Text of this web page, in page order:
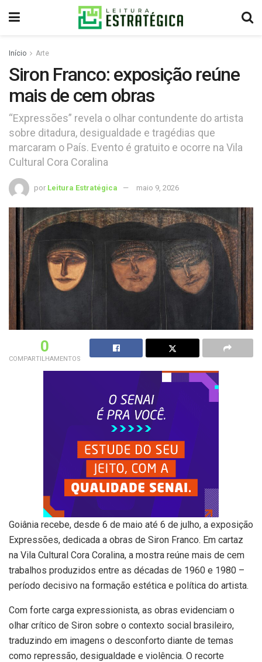
Início Arte
Siron Franco: exposição reúne
mais de cem obras
“Expressões” revela o olhar contundente do artista
sobre ditadura, desigualdade e tragédias que
marcaram o País. Evento é gratuito e ocorre na Vila
Cultural Cora Coralina
por Leitura Estratégica maio 9, 2026
0
COMPARTILHAMENTOS
Goiânia recebe, desde 6 de maio até 6 de julho, a exposição
Expressões, dedicada a obras de Siron Franco. Em cartaz
na Vila Cultural Cora Coralina, a mostra reúne mais de cem
trabalhos produzidos entre as décadas de 1960 e 1980 –
período decisivo na formação estética e política do artista.
Com forte carga expressionista, as obras evidenciam o
olhar crítico de Siron sobre o contexto social brasileiro,
traduzindo em imagens o desconforto diante de temas
como repressão, desigualdade e violência. O recorte